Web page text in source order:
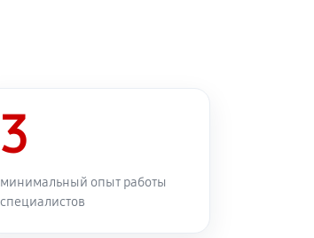
3
минимальный опыт работы
специалистов